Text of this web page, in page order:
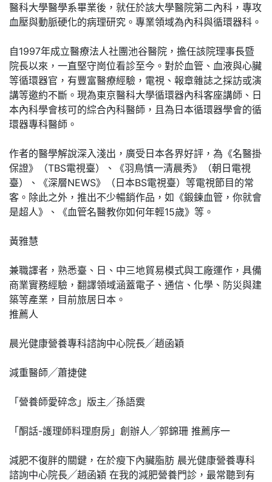
醫科大學醫學系畢業後，就任於該大學醫院第二內科，專攻
血壓與動脈硬化的病理研究。專業領域為內科與循環器科。
自1997年成立醫療法人社團池谷醫院，擔任該院理事長暨
院長以來，一直堅守崗位看診至今。對於血管、血液與心臟
等循環器官，有豐富醫療經驗，電視、報章雜誌之採訪或演
講等邀約不斷。現為東京醫科大學循環器內科客座講師、日
本內科學會核可的綜合內科醫師，且為日本循環器學會的循
環器專科醫師。
作者的醫學解說深入淺出，廣受日本各界好評，為《名醫掛
保證》（TBS電視臺）、《羽鳥慎一清晨秀》（朝日電視
臺）、《深層NEWS》（日本BS電視臺）等電視節目的常
客。除此之外，推出不少暢銷作品，如《鍛鍊血管，你就會
是超人》、《血管名醫教你如何年輕15歲》等。
黃雅慧
兼職譯者，熟悉臺、日、中三地貿易模式與工廠運作，具備
商業實務經驗，翻譯領域涵蓋電子、通信、化學、防災與建
築等產業，目前旅居日本。
推薦人
晨光健康營養專科諮詢中心院長╱趙函穎
減重醫師╱蕭捷健
「營養師愛碎念」版主╱孫語霙
「酮話-護理師料理廚房」創辦人╱郭錦珊 推薦序一
減肥不復胖的關鍵，在於瘦下內臟脂肪 晨光健康營養專科
諮詢中心院長╱趙函穎 在我的減肥營養門診，最常聽到有